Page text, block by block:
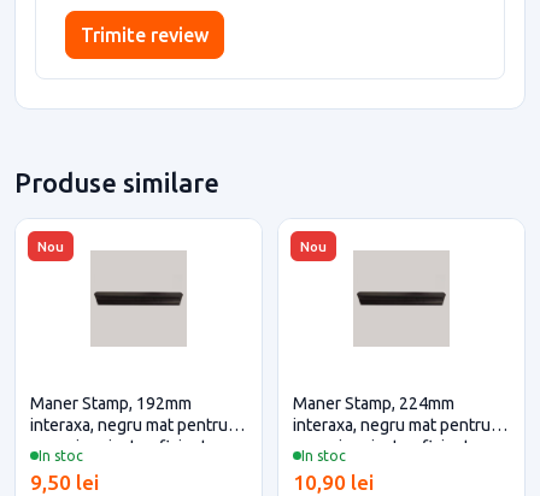
Trimite review
Produse similare
Nou
In stoc
Maner Stamp, 192mm
interaxa, negru mat pentru
casa si proiecte eficiente
9,50 lei
Nou
In stoc
Maner Stamp, 224mm
interaxa, negru mat pentru
casa si proiecte eficiente
10,90 lei